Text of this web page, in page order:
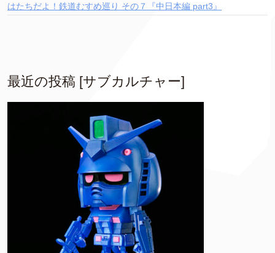
はたちだよ！鉄道むすめ巡り その７『中日本編 part3』
最近の投稿 [サブカルチャー]